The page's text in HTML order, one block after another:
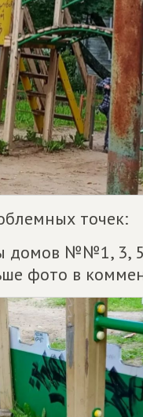
точек:
домов №№1, 3,
фото в